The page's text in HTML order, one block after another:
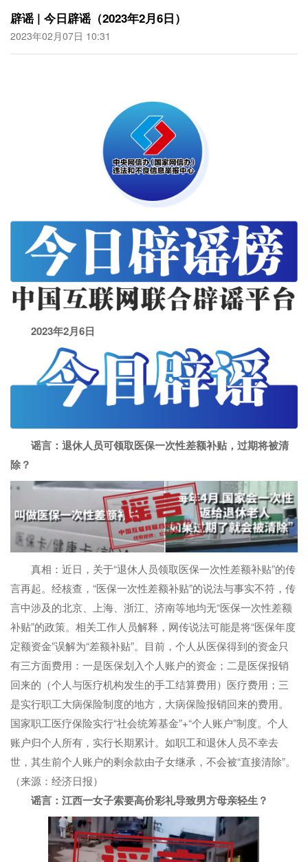
辟谣 | 今日辟谣（2023年2月6日）
2023年02月07日 10:31
2023年2月6日
谣言：退休人员可领取医保一次性差额补贴，过期将被清
除？
真相：近日，关于“退休人员领取医保一次性差额补贴”的传
言再起。经核查，“医保一次性差额补贴”的说法与事实不符，传
言中涉及的北京、上海、浙江、济南等地均无“医保一次性差额
补贴”的政策。相关工作人员解释，网传说法可能是将“医保年度
定额资金”误解为“差额补贴”。目前，个人从医保得到的资金只
有三方面费用：一是医保划入个人账户的资金；二是医保报销
回来的（个人与医疗机构发生的手工结算费用）医疗费用；三
是实行职工大病保险制度的地方，大病保险报销回来的费用。
国家职工医疗保险实行“社会统筹基金”+“个人账户”制度。个人
账户归个人所有，实行长期累计。如职工和退休人员不幸去
世，其生前个人账户的剩余款由子女继承，不会被“直接清除”。
（来源：经济日报）
谣言：江西一女子索要高价彩礼导致男方母亲轻生？